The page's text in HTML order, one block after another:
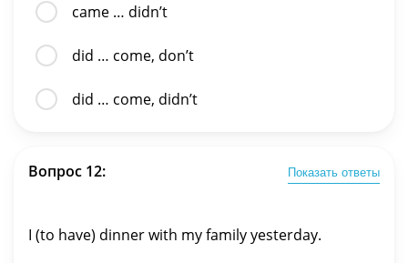
came … didn’t
did … come, don’t
did … come, didn’t
Вопрос 12: Показать ответы
I (to have) dinner with my family yesterday.